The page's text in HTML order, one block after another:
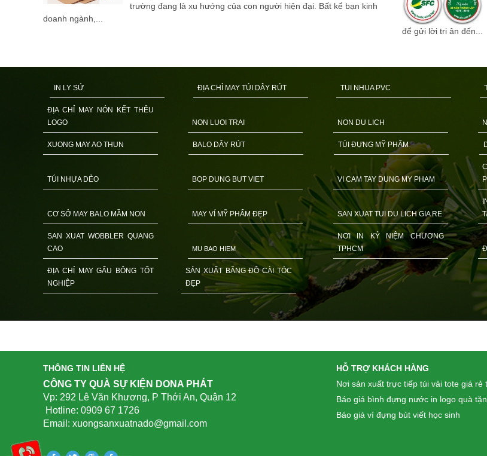
trường đang là xu hướng của con người hiện đại. Bất kể bạn kinh
doanh ngành,...
để gửi lời tri ân đến...
IN LY SỨ ĐỊA CHỈ MAY TÚI DÂY RÚT TUI NHUA PVC
ĐỊA CHỈ MAY NÓN KẾT THÊU
LOGO
NON LUOI TRAI NON DU LICH
XUONG MAY AO THUN BALO DÂY RÚT TÚI ĐỰNG MỸ PHẨM
TÚI NHỰA DẺO BOP DUNG BUT VIET VI CAM TAY DUNG MY PHAM
CƠ SỞ MAY BALO MẦM NON MAY VÍ MỸ PHẨM ĐẸP SAN XUAT TUI DU LICH GIA RE
SAN XUAT WOBBLER QUANG
CAO
MU BAO HIEM
NƠI IN KỶ NIỆM CHƯƠNG
TPHCM
ĐỊA CHỈ MAY GẤU BÔNG TỐT
NGHIỆP
SẢN XUẤT BĂNG ĐÔ CÀI TÓC
ĐẸP
THÔNG TIN LIÊN HỆ
CÔNG TY QUÀ SỰ KIỆN DONA PHÁT
Vp: 292 Lê Văn Khương, P Thới An, Quận 12
Hotline: 0909 67 1726
Email: xuongsanxuatnado@gmail.com
HỖ TRỢ KHÁCH HÀNG
Nơi sản xuất trực tiếp túi vải tote giá rẻ
Báo giá bình đựng nước in logo quà
Báo giá ví đựng bút viết học sinh